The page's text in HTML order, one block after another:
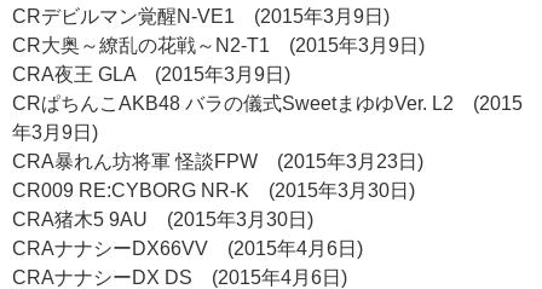
CRデビルマン覚醒N-VE1 (2015年3月9日)
CR大奥～繚乱の花戦～N2-T1 (2015年3月9日)
CRA夜王 GLA (2015年3月9日)
CRぱちんこAKB48 バラの儀式SweetまゆゆVer. L2 (2015
年3月9日)
CRA暴れん坊将軍 怪談FPW (2015年3月23日)
CR009 RE:CYBORG NR-K (2015年3月30日)
CRA猪木5 9AU (2015年3月30日)
CRAナナシーDX66VV (2015年4月6日)
CRAナナシーDX DS (2015年4月6日)